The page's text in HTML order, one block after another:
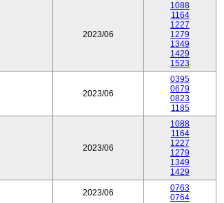
2023/06
1088
1164
1227
1279
1349
1429
1523
2023/06
0395
0679
0823
1185
2023/06
1088
1164
1227
1279
1349
1429
2023/06
0763
0764